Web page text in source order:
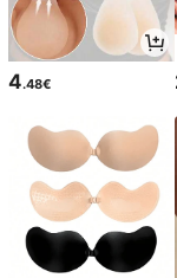
4.48€